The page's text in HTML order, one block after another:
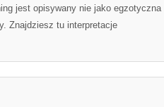
jest opisywany nie jako egzotyczna
Znajdziesz tu interpretacje